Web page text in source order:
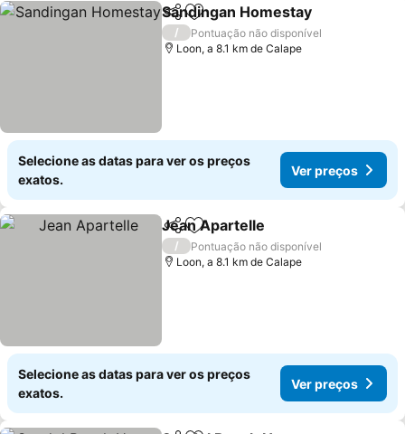
PartilharAdicionar aos favoritos
Sandingan Homestay
/
Pontuação não disponível
Loon, a 8.1 km de Calape
Selecione as datas para ver os preços
exatos.
Ver preços
PartilharAdicionar aos favoritos
Jean Apartelle
/
Pontuação não disponível
Loon, a 8.1 km de Calape
Selecione as datas para ver os preços
exatos.
Ver preços